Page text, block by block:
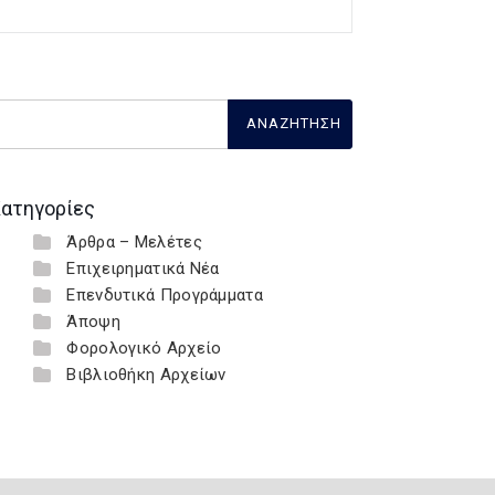
Άρθρα – Μελέτες
Επιχειρηματικά Νέα
Επενδυτικά Προγράμματα
Άποψη
Φορολογικό Αρχείο
Βιβλιοθήκη Αρχείων